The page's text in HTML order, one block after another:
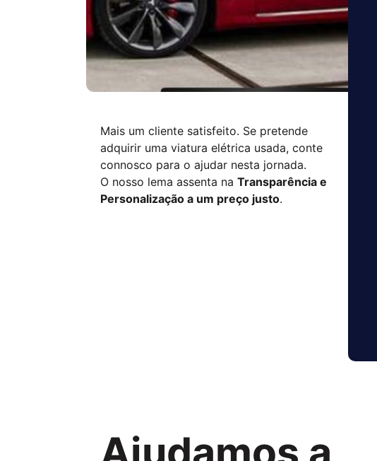
Mais um cliente satisfeito. Se pretende
adquirir uma viatura elétrica usada, conte
connosco para o ajudar nesta jornada.
O nosso lema assenta na Transparência e
Personalização a um preço justo.